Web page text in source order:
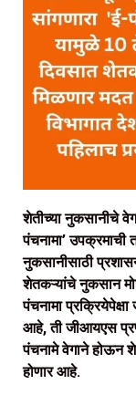
शेतीच्या नुकसानीचे
पंचनामा’
नुकसानीसाठी
शेतकऱ्यांचे नुकसान
पंचनामा
आहे, ती जीआयएस
पंचनामे वेगाने होऊन
होणार आहे.